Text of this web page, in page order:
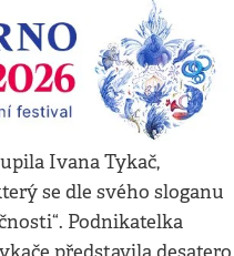
Ivana Tykač,
se dle svého sloganu
Podnikatelka